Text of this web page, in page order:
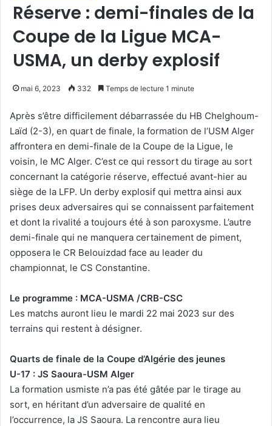
Réserve : demi-finales de la
Coupe de la Ligue MCA-
USMA, un derby explosif
mai 6, 2023 332 Temps de lecture 1 minute
Après s’être difficilement débarrassée du HB Chelghoum-
Laïd (2-3), en quart de finale, la formation de l’USM Alger
affrontera en demi-finale de la Coupe de la Ligue, le
voisin, le MC Alger. C’est ce qui ressort du tirage au sort
concernant la catégorie réserve, effectué avant-hier au
siège de la LFP. Un derby explosif qui mettra ainsi aux
prises deux adversaires qui se connaissent parfaitement
et dont la rivalité a toujours été à son paroxysme. L’autre
demi-finale qui ne manquera certainement de piment,
opposera le CR Belouizdad face au leader du
championnat, le CS Constantine.
Le programme : MCA-USMA /CRB-CSC
Les matchs auront lieu le mardi 22 mai 2023 sur des
terrains qui restent à désigner.
Quarts de finale de la Coupe d’Algérie des jeunes
U-17 : JS Saoura-USM Alger
La formation usmiste n’a pas été gâtée par le tirage au
sort, en héritant d’un adversaire de qualité en
l’occurrence, la JS Saoura. La rencontre aura lieu